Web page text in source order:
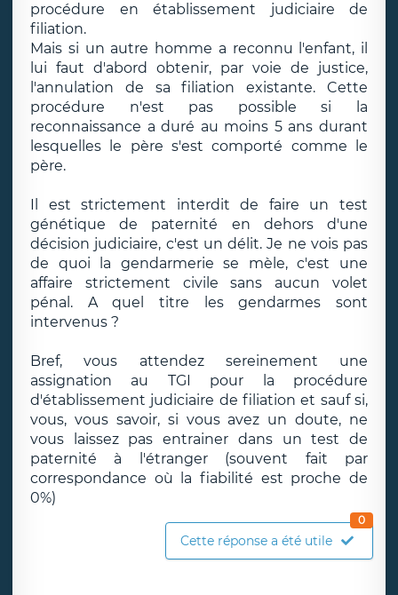
procédure en établissement judiciaire de
filiation.
Mais si un autre homme a reconnu l'enfant, il
lui faut d'abord obtenir, par voie de justice,
l'annulation de sa filiation existante. Cette
procédure n'est pas possible si la
reconnaissance a duré au moins 5 ans durant
lesquelles le père s'est comporté comme le
père.
Il est strictement interdit de faire un test
génétique de paternité en dehors d'une
décision judiciaire, c'est un délit. Je ne vois pas
de quoi la gendarmerie se mèle, c'est une
affaire strictement civile sans aucun volet
pénal. A quel titre les gendarmes sont
intervenus ?
Bref, vous attendez sereinement une
assignation au TGI pour la procédure
d'établissement judiciaire de filiation et sauf si,
vous, vous savoir, si vous avez un doute, ne
vous laissez pas entrainer dans un test de
paternité à l'étranger (souvent fait par
correspondance où la fiabilité est proche de
0%)
Cette réponse a été utile
0